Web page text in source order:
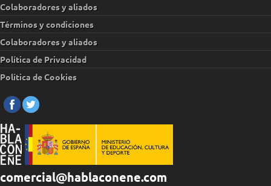
Colaboradores y aliados
Términos y condiciones
Colaboradores y aliados
Política de Privacidad
Política de Cookies
comercial@hablaconene.com